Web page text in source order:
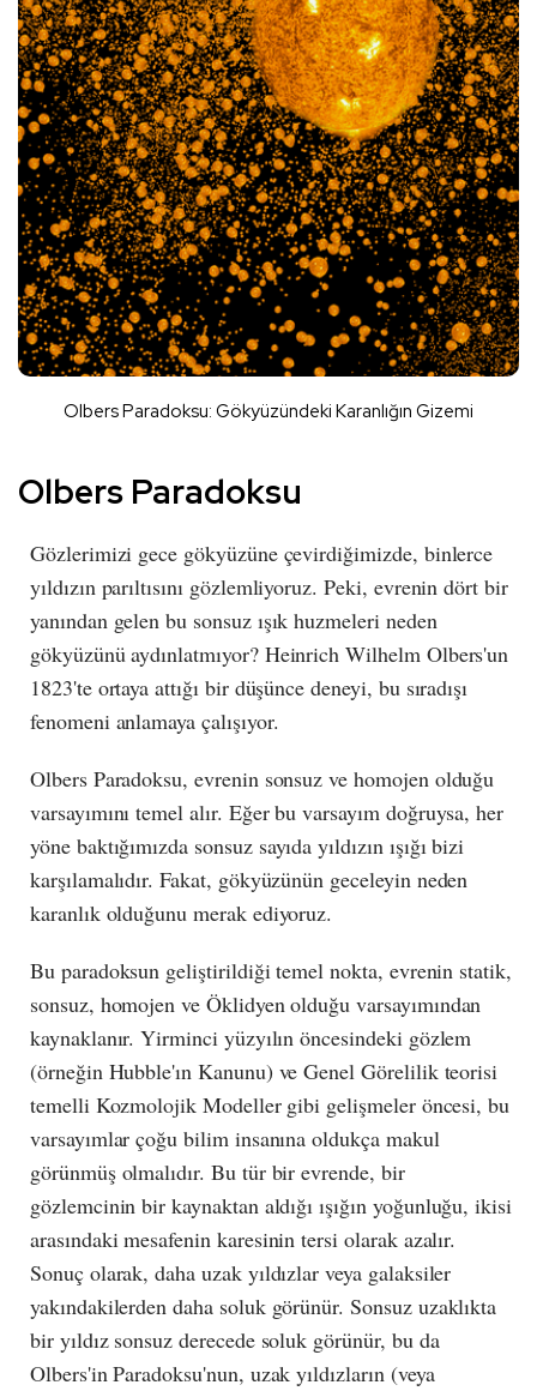
Olbers Paradoksu: Gökyüzündeki Karanlığın Gizemi
Olbers Paradoksu
Gözlerimizi gece gökyüzüne çevirdiğimizde, binlerce
yıldızın parıltısını gözlemliyoruz. Peki, evrenin dört bir
yanından gelen bu sonsuz ışık huzmeleri neden
gökyüzünü aydınlatmıyor? Heinrich Wilhelm Olbers'un
1823'te ortaya attığı bir düşünce deneyi, bu sıradışı
fenomeni anlamaya çalışıyor.
Olbers Paradoksu, evrenin sonsuz ve homojen olduğu
varsayımını temel alır. Eğer bu varsayım doğruysa, her
yöne baktığımızda sonsuz sayıda yıldızın ışığı bizi
karşılamalıdır. Fakat, gökyüzünün geceleyin neden
karanlık olduğunu merak ediyoruz.
Bu paradoksun geliştirildiği temel nokta, evrenin statik,
sonsuz, homojen ve Öklidyen olduğu varsayımından
kaynaklanır. Yirminci yüzyılın öncesindeki gözlem
(örneğin Hubble'ın Kanunu) ve Genel Görelilik teorisi
temelli Kozmolojik Modeller gibi gelişmeler öncesi, bu
varsayımlar çoğu bilim insanına oldukça makul
görünmüş olmalıdır. Bu tür bir evrende, bir
gözlemcinin bir kaynaktan aldığı ışığın yoğunluğu, ikisi
arasındaki mesafenin karesinin tersi olarak azalır.
Sonuç olarak, daha uzak yıldızlar veya galaksiler
yakındakilerden daha soluk görünür. Sonsuz uzaklıkta
bir yıldız sonsuz derecede soluk görünür, bu da
Olbers'in Paradoksu'nun, uzak yıldızların (veya